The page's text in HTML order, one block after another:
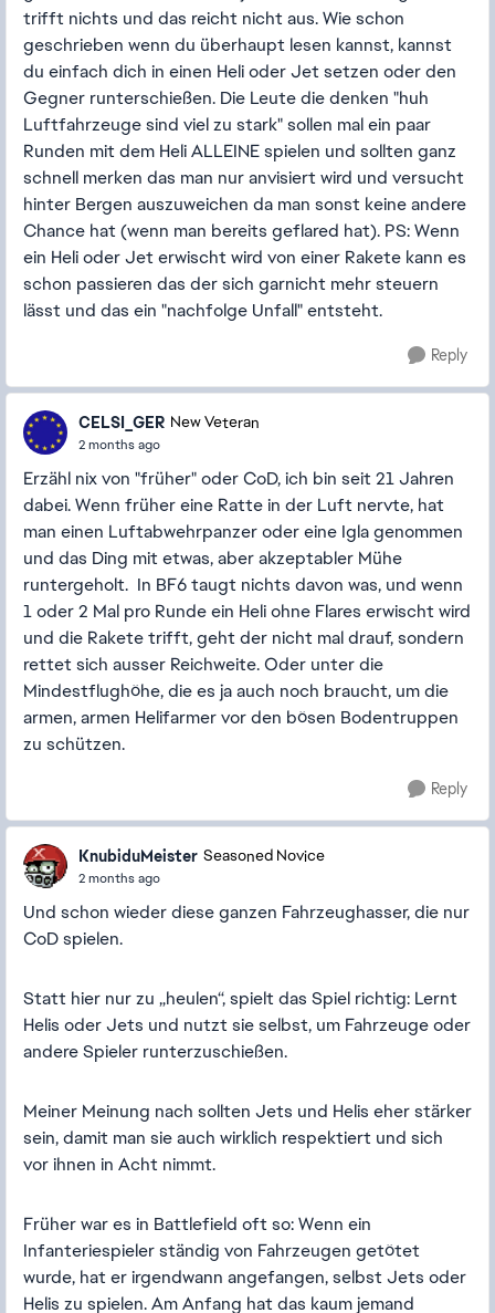
trifft nichts und das reicht nicht aus. Wie schon
geschrieben wenn du überhaupt lesen kannst, kannst
du einfach dich in einen Heli oder Jet setzen oder den
Gegner runterschießen. Die Leute die denken "huh
Luftfahrzeuge sind viel zu stark" sollen mal ein paar
Runden mit dem Heli ALLEINE spielen und sollten ganz
schnell merken das man nur anvisiert wird und versucht
hinter Bergen auszuweichen da man sonst keine andere
Chance hat (wenn man bereits geflared hat). PS: Wenn
ein Heli oder Jet erwischt wird von einer Rakete kann es
schon passieren das der sich garnicht mehr steuern
lässt und das ein "nachfolge Unfall" entsteht.
Reply
CELSI_GER New Veteran
2 months ago
Erzähl nix von "früher" oder CoD, ich bin seit 21 Jahren
dabei. Wenn früher eine Ratte in der Luft nervte, hat
man einen Luftabwehrpanzer oder eine Igla genommen
und das Ding mit etwas, aber akzeptabler Mühe
runtergeholt. In BF6 taugt nichts davon was, und wenn
1 oder 2 Mal pro Runde ein Heli ohne Flares erwischt wird
und die Rakete trifft, geht der nicht mal drauf, sondern
rettet sich ausser Reichweite. Oder unter die
Mindestflughöhe, die es ja auch noch braucht, um die
armen, armen Helifarmer vor den bösen Bodentruppen
zu schützen.
Reply
KnubiduMeister Seasoned Novice
2 months ago
Und schon wieder diese ganzen Fahrzeughasser, die nur
CoD spielen.
Statt hier nur zu „heulen“, spielt das Spiel richtig: Lernt
Helis oder Jets und nutzt sie selbst, um Fahrzeuge oder
andere Spieler runterzuschießen.
Meiner Meinung nach sollten Jets und Helis eher stärker
sein, damit man sie auch wirklich respektiert und sich
vor ihnen in Acht nimmt.
Früher war es in Battlefield oft so: Wenn ein
Infanteriespieler ständig von Fahrzeugen getötet
wurde, hat er irgendwann angefangen, selbst Jets oder
Helis zu spielen. Am Anfang hat das kaum jemand